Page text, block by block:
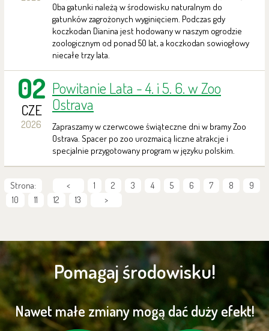
Oba gatunki należą w środowisku naturalnym do
gatunków zagrożonych wyginięciem. Podczas gdy
koczkodan Dianina jest hodowany w naszym ogrodzie
zoologicznym od ponad 50 lat, a koczkodan sowiogłowy
niecałe trzy lata.
02
CZE
2026
Powitanie Lata - 4. i 5. 6. w Zoo
Ostrava
Zapraszamy w czerwcowe świąteczne dni w bramy Zoo
Ostrava. Spacer po zoo urozmaicą liczne atrakcje i
specjalnie przygotowany program w języku polskim.
Strona: < 1 2 3 4 5 6 7 8
9
10
11 12 13 >
Pomagaj środowisku!
Nawet małe zmiany mogą dać duży efekt!